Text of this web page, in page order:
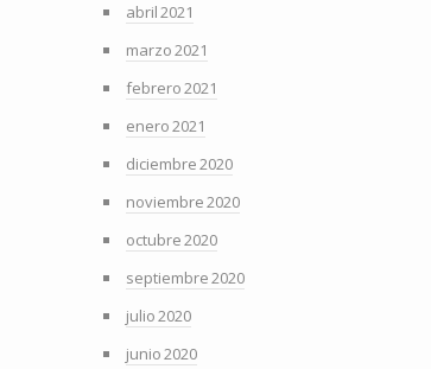
abril 2021
marzo 2021
febrero 2021
enero 2021
diciembre 2020
noviembre 2020
octubre 2020
septiembre 2020
julio 2020
junio 2020